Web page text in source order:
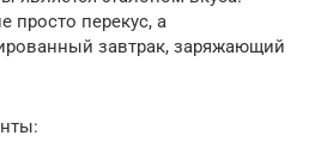
просто перекус, а
завтрак, заряжающий